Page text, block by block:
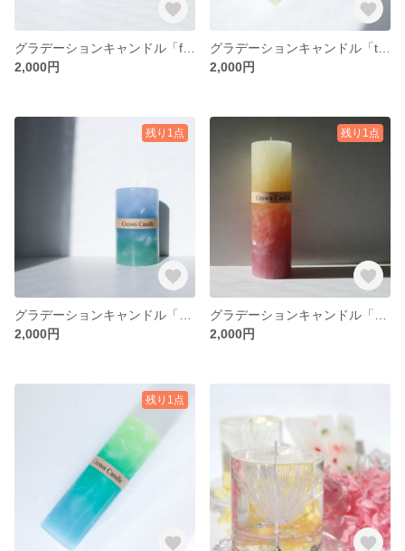
2,000円
2,000円
残り1点
2,000円
残り1点
2,000円
残り1点